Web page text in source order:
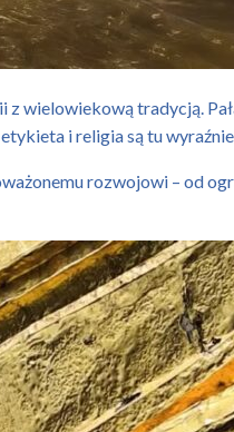
wielowiekową tradycją.
i religia są tu
rozwojowi – od